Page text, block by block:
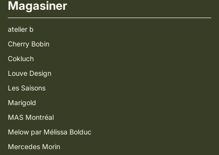
Magasiner
atelier b
Cherry Bobin
Cokluch
Louve Design
Les Saisons
Marigold
MAS Montréal
Melow par Mélissa Bolduc
Mercedes Morin